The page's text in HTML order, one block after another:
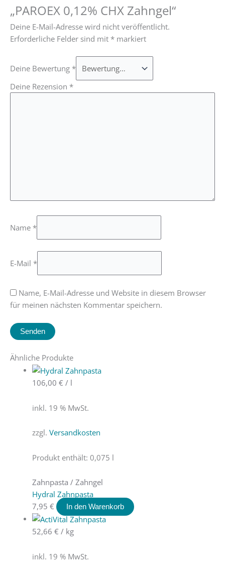
„PAROEX 0,12% CHX Zahngel“
Deine E-Mail-Adresse wird nicht veröffentlicht.
Erforderliche Felder sind mit * markiert
Deine Bewertung *
Deine Rezension *
Name *
E-Mail *
Name, E-Mail-Adresse und Website in diesem Browser
für meinen nächsten Kommentar speichern.
Ähnliche Produkte
106,00 € / l
inkl. 19 % MwSt.
zzgl. Versandkosten
Produkt enthält: 0,075 l
Zahnpasta / Zahngel
Hydral Zahnpasta
7,95 € In den Warenkorb
52,66 € / kg
inkl. 19 % MwSt.